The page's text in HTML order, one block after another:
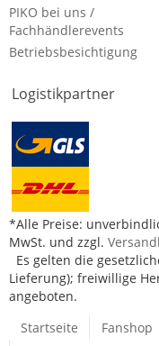
PIKO bei uns /
Fachhändlerevents
Betriebsbesichtigung
Logistikpartner
*Alle Preise:
MwSt. und zzgl.
Es gelten die
Lieferung); freiwillige
angeboten.
Startseite
Fanshop